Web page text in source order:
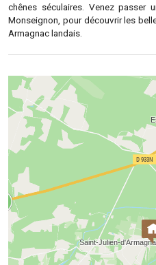
chênes séculaires. Venez
Monseignon, pour découvrir les
Armagnac landais.